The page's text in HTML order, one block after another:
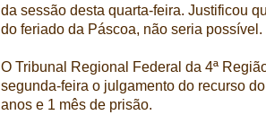
da sessão desta quarta-feira. Justificou
do feriado da Páscoa, não seria possível.
O Tribunal Regional Federal da 4ª
segunda-feira o julgamento do recurso
anos e 1 mês de prisão.